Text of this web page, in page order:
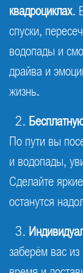
квадроциклах.
спуски,
водопады и
драйва и
жизнь.
2.
По пути вы
и водопады,
Сделайте
останутся
3.
заберём вас